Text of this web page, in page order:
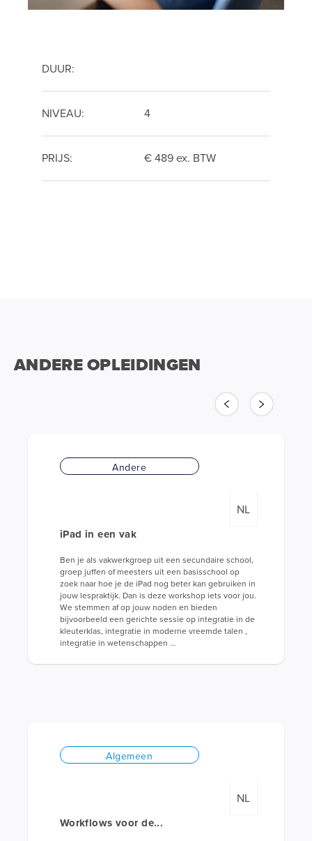
DUUR:
NIVEAU: 4
PRIJS: € 489 ex. BTW
ANDERE OPLEIDINGEN
Vorige Volgende
Andere
NL
iPad in een vak
Ben je als vakwerkgroep uit een secundaire school,
groep juffen of meesters uit een basisschool op
zoek naar hoe je de iPad nog beter kan gebruiken in
jouw lespraktijk. Dan is deze workshop iets voor jou.
We stemmen af op jouw noden en bieden
bijvoorbeeld een gerichte sessie op integratie in de
kleuterklas, integratie in moderne vreemde talen ,
integratie in wetenschappen …
Algemeen
NL
Workflows voor de...